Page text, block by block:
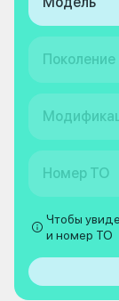
Поколение
Номер ТО
Чтобы
и номер ТО